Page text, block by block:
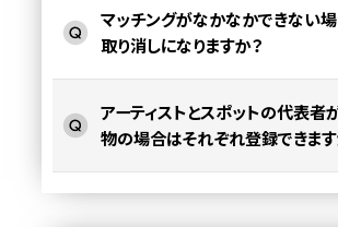
マッチングがなかなかできない
取り消しになりますか？
アーティストとスポットの代表者
物の場合はそれぞれ登録できます